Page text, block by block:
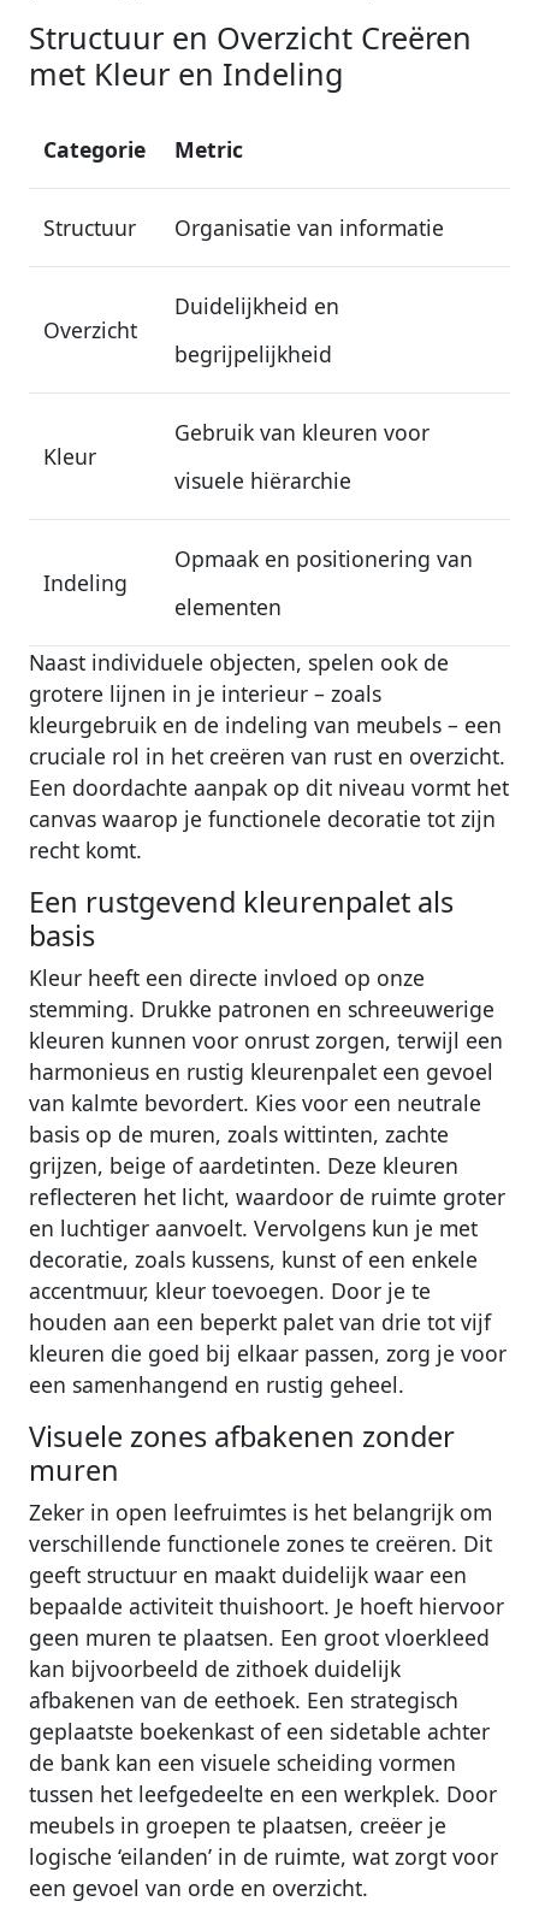
Structuur en Overzicht Creëren
met Kleur en Indeling
Categorie Metric
Structuur Organisatie van informatie
Overzicht
Duidelijkheid en
begrijpelijkheid
Kleur
Gebruik van kleuren voor
visuele hiërarchie
Indeling
Opmaak en positionering van
elementen
Naast individuele objecten, spelen ook de
grotere lijnen in je interieur – zoals
kleurgebruik en de indeling van meubels – een
cruciale rol in het creëren van rust en overzicht.
Een doordachte aanpak op dit niveau vormt het
canvas waarop je functionele decoratie tot zijn
recht komt.
Een rustgevend kleurenpalet als
basis
Kleur heeft een directe invloed op onze
stemming. Drukke patronen en schreeuwerige
kleuren kunnen voor onrust zorgen, terwijl een
harmonieus en rustig kleurenpalet een gevoel
van kalmte bevordert. Kies voor een neutrale
basis op de muren, zoals wittinten, zachte
grijzen, beige of aardetinten. Deze kleuren
reflecteren het licht, waardoor de ruimte groter
en luchtiger aanvoelt. Vervolgens kun je met
decoratie, zoals kussens, kunst of een enkele
accentmuur, kleur toevoegen. Door je te
houden aan een beperkt palet van drie tot vijf
kleuren die goed bij elkaar passen, zorg je voor
een samenhangend en rustig geheel.
Visuele zones afbakenen zonder
muren
Zeker in open leefruimtes is het belangrijk om
verschillende functionele zones te creëren. Dit
geeft structuur en maakt duidelijk waar een
bepaalde activiteit thuishoort. Je hoeft hiervoor
geen muren te plaatsen. Een groot vloerkleed
kan bijvoorbeeld de zithoek duidelijk
afbakenen van de eethoek. Een strategisch
geplaatste boekenkast of een sidetable achter
de bank kan een visuele scheiding vormen
tussen het leefgedeelte en een werkplek. Door
meubels in groepen te plaatsen, creëer je
logische ‘eilanden’ in de ruimte, wat zorgt voor
een gevoel van orde en overzicht.